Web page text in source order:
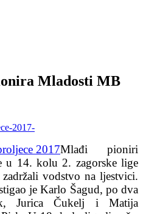
Mladosti MB
Mlađi pioniri
u 14. kolu 2. zagorske lige
vodstvo na ljestvici.
je Karlo Šagud, po dva
Jurica Čukelj i Matija